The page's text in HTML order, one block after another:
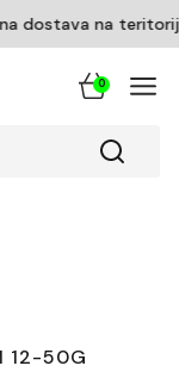
dostava na teritoriji
0
12-50G